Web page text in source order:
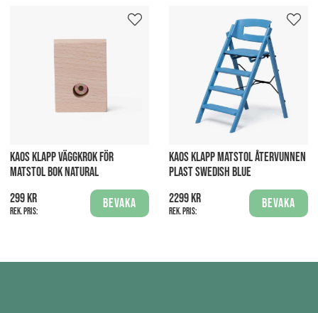
KAOS KLAPP VÄGGKROK FÖR
MATSTOL BOK NATURAL
299 kr
Rek. pris:
Bevaka
KAOS KLAPP MATSTOL ÅTERVUNNEN
PLAST SWEDISH BLUE
2299 kr
Rek. pris:
Bevaka